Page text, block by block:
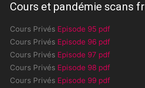
Cours et pandémie scans fr
Cours Privés Episode 95 pdf
Cours Privés Episode 96 pdf
Cours Privés Episode 97 pdf
Cours Privés Episode 98 pdf
Cours Privés Episode 99 pdf